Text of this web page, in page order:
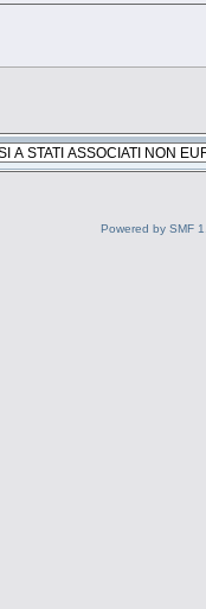
Powered by SMF